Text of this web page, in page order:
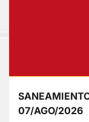
07/AGO/2026